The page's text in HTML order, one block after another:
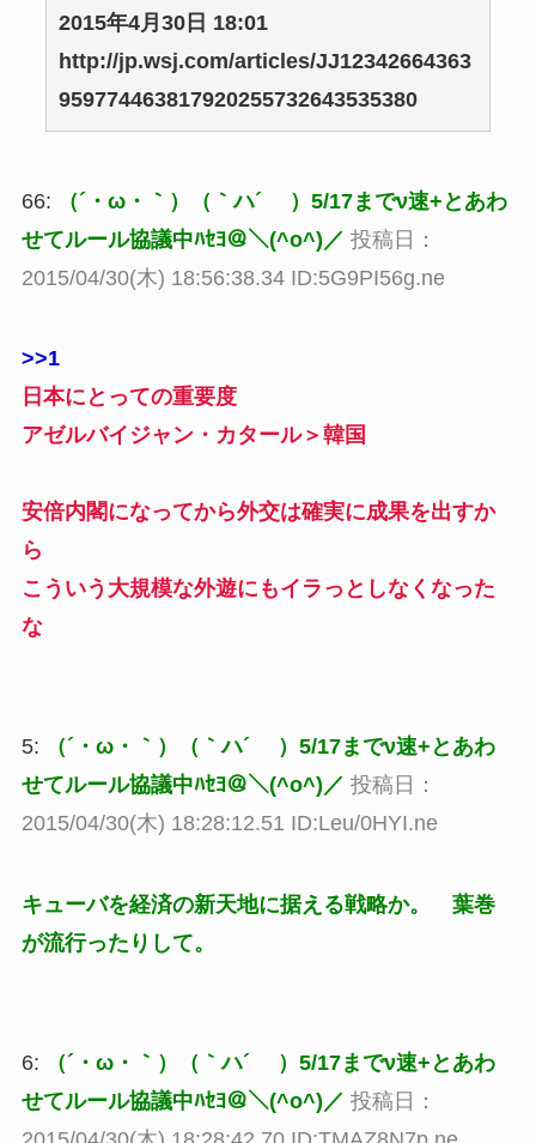
2015年4月30日 18:01
http://jp.wsj.com/articles/JJ12342664363
959774463817920255732643535380
66:
（´・ω・｀）（｀ハ´ ）5/17までν速+とあわ
せてルール協議中ﾊｾﾖ＠＼(^o^)／ 投稿日：
2015/04/30(木) 18:56:38.34 ID:5G9PI56g.ne
>>1
日本にとっての重要度
アゼルバイジャン・カタール＞韓国
安倍内閣になってから外交は確実に成果を出すか
ら
こういう大規模な外遊にもイラっとしなくなった
な
5:
（´・ω・｀）（｀ハ´ ）5/17までν速+とあわ
せてルール協議中ﾊｾﾖ＠＼(^o^)／ 投稿日：
2015/04/30(木) 18:28:12.51 ID:Leu/0HYI.ne
キューバを経済の新天地に据える戦略か。 葉巻
が流行ったりして。
6:
（´・ω・｀）（｀ハ´ ）5/17までν速+とあわ
せてルール協議中ﾊｾﾖ＠＼(^o^)／ 投稿日：